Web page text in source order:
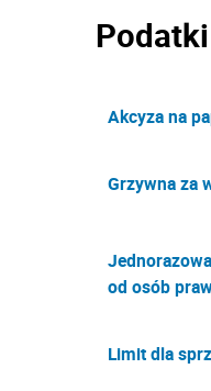
Podatki
Akcyza na
Grzywna za
od osób
Limit dla